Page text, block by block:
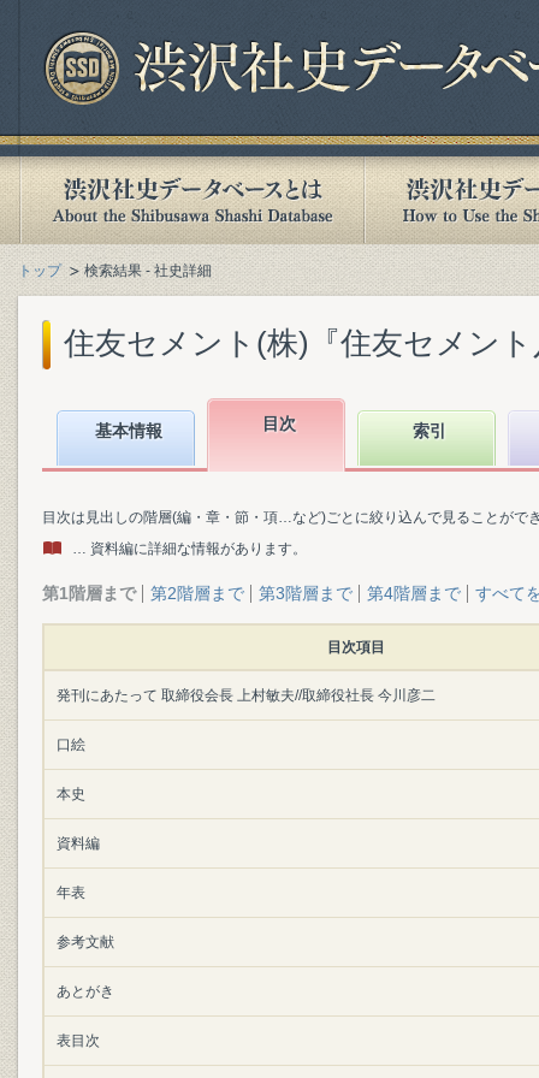
トップ 検索結果 - 社史詳細
住友セメント(株)『住友セメン
基本情報 目次 索引
目次は見出しの階層(編・章・節・項…など)ごとに絞り込んで見ることがで
… 資料編に詳細な情報があります。
第1階層まで 第2階層まで 第3階層まで 第4階層まで すべて
目次項目
発刊にあたって 取締役会長 上村敏夫//取締役社長 今川彦二
口絵
本史
資料編
年表
参考文献
あとがき
表目次